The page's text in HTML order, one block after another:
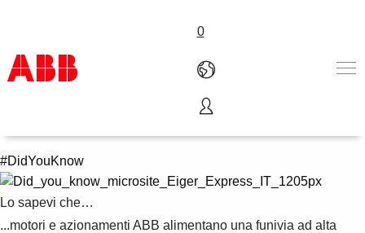
0
Prodotti e Soluzioni
Industrie e Utility
Service
Lavorare in ABB
#DidYouKnow
Lo sapevi che…
...motori e azionamenti ABB alimentano una funivia ad alta